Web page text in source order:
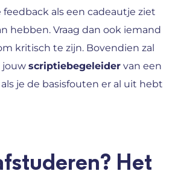
feedback als een cadeautje ziet
hebben. Vraag dan ook iemand
kritisch te zijn. Bovendien zal
jouw scriptiebegeleider van een
je de basisfouten er al uit hebt
Het